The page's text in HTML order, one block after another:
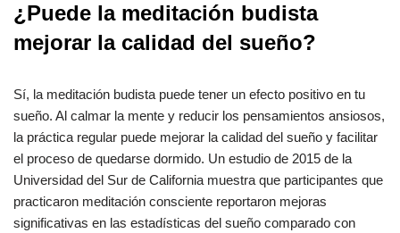
¿Puede la meditación budista
mejorar la calidad del sueño?
Sí, la meditación budista puede tener un efecto positivo en tu
sueño. Al calmar la mente y reducir los pensamientos ansiosos,
la práctica regular puede mejorar la calidad del sueño y facilitar
el proceso de quedarse dormido. Un estudio de 2015 de la
Universidad del Sur de California muestra que participantes que
practicaron meditación consciente reportaron mejoras
significativas en las estadísticas del sueño comparado con